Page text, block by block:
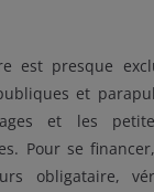
est presque
et
et les
Pour se
obligataire,